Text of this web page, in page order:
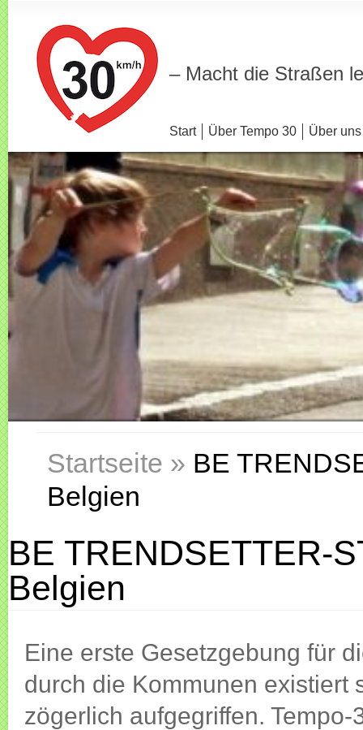
– Macht die Straßen
Start Über Tempo 30 Über uns
Startseite » BE
Belgien
BE TRENDSETTER-
Belgien
Eine erste Gesetzgebung für
durch die Kommunen existiert
zögerlich aufgegriffen.